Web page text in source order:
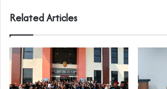
Related Articles